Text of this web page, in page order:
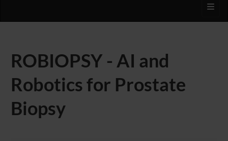
ROBIOPSY - AI and
Robotics for Prostate
Biopsy